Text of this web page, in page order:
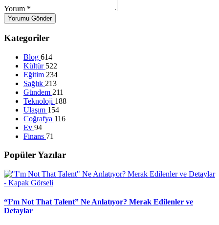
Yorum *
Yorumu Gönder
Kategoriler
Blog 614
Kültür 522
Eğitim 234
Sağlık 213
Gündem 211
Teknoloji 188
Ulaşım 154
Coğrafya 116
Ev 94
Finans 71
Popüler Yazılar
“I’m Not That Talent” Ne Anlatıyor? Merak Edilenler ve
Detaylar